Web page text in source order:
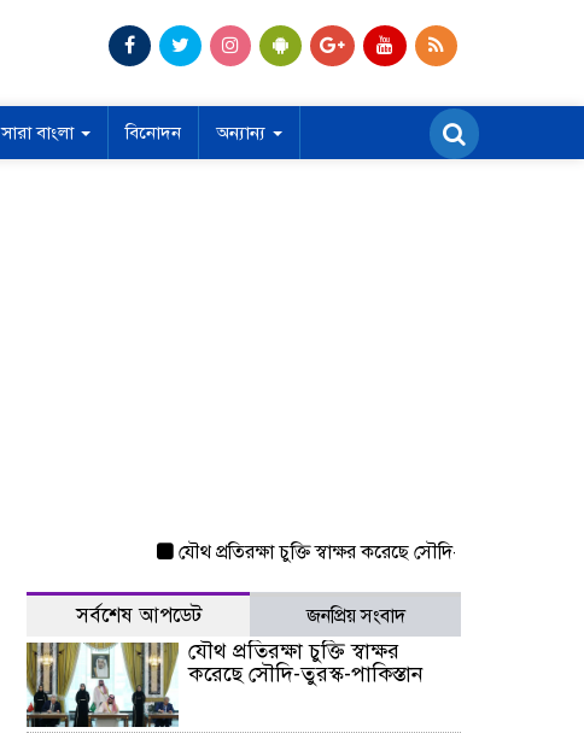
সারা বাংলা বিনোদন অন্যান্য
যৌথ প্রতিরক্ষা চুক্তি স্বাক্ষর করেছে সৌদি-তুরস্ক-পাকিস্তান
সর্বশেষ আপডেট জনপ্রিয় সংবাদ
যৌথ প্রতিরক্ষা চুক্তি স্বাক্ষর
করেছে সৌদি-তুরস্ক-পাকিস্তান